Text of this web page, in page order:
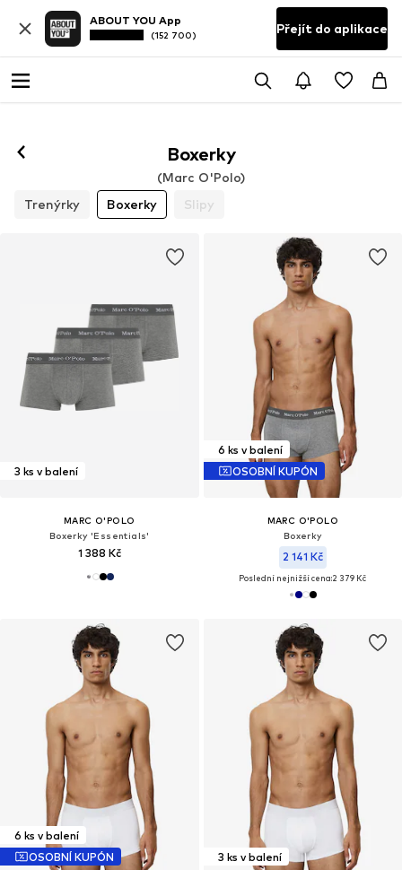
ABOUT YOU App
(152 700) Přejít do aplikace
Boxerky
(Marc O'Polo)
Trenýrky
Boxerky Slipy
3 ks v balení
MARC O'POLO
Boxerky 'Essentials'
1 388 Kč
6 ks v balení
OSOBNÍ KUPÓN
MARC O'POLO
Boxerky
2 141 Kč
Poslední nejnižší cena:2 379 Kč
6 ks v balení
OSOBNÍ KUPÓN
3 ks v balení